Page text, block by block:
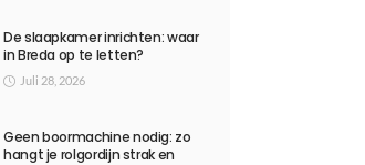
De slaapkamer inrichten: waar
in Breda op te letten?
Juli 28, 2026
Geen boormachine nodig: zo
hangt je rolgordijn strak en